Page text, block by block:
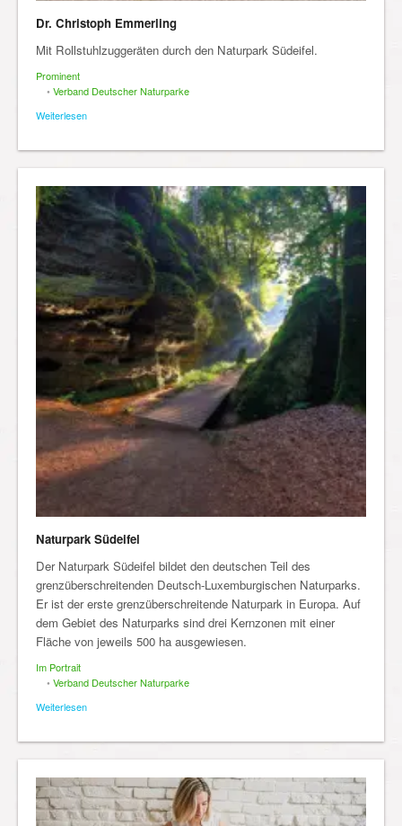
Dr. Christoph Emmerling
Mit Rollstuhlzuggeräten durch den Naturpark Südeifel.
Prominent
• Verband Deutscher Naturparke
Weiterlesen
Naturpark Südeifel
Der Naturpark Südeifel bildet den deutschen Teil des
grenzüberschreitenden Deutsch-Luxemburgischen Naturparks.
Er ist der erste grenzüberschreitende Naturpark in Europa. Auf
dem Gebiet des Naturparks sind drei Kernzonen mit einer
Fläche von jeweils 500 ha ausgewiesen.
Im Portrait
• Verband Deutscher Naturparke
Weiterlesen